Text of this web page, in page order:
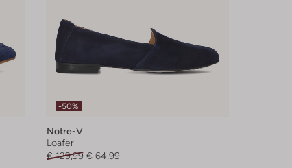
-50%
Notre-V
Loafer
€ 129,99 € 64,99